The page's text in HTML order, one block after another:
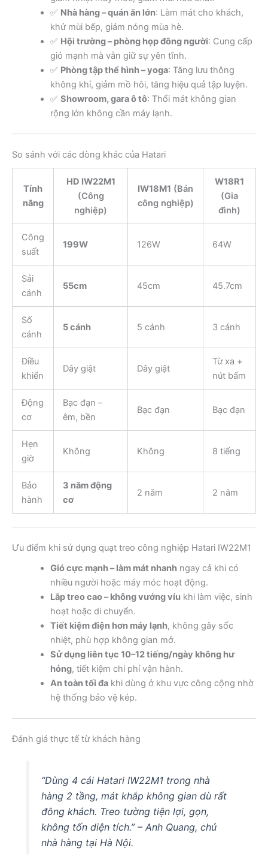
✅ Nhà hàng – quán ăn lớn: Làm mát cho khách,
khử mùi bếp, giảm nóng mùa hè.
✅ Hội trường – phòng họp đông người: Cung cấp
gió mạnh mà vẫn giữ sự yên tĩnh.
✅ Phòng tập thể hình – yoga: Tăng lưu thông
không khí, giảm mồ hôi, tăng hiệu quả tập luyện.
✅ Showroom, gara ô tô: Thổi mát không gian
rộng lớn không cần máy lạnh.
So sánh với các dòng khác của Hatari
Tính
năng
HD IW22M1
(Công
nghiệp)
IW18M1 (Bán
công nghiệp)
W18R1
(Gia
đình)
Công
suất
199W 126W 64W
Sải
cánh
55cm 45cm 45.7cm
Số
cánh
5 cánh 5 cánh 3 cánh
Điều
khiển
Dây giật Dây giật
Từ xa +
nút bấm
Động
cơ
Bạc đạn –
êm, bền
Bạc đạn Bạc đạn
Hẹn
giờ
Không Không 8 tiếng
Bảo
hành
3 năm động
cơ
2 năm 2 năm
Ưu điểm khi sử dụng quạt treo công nghiệp Hatari IW22M1
Gió cực mạnh – làm mát nhanhngay cả khi có
nhiều người hoặc máy móc hoạt động.
Lắp treo cao – không vướng víu khi làm việc, sinh
hoạt hoặc di chuyển.
Tiết kiệm điện hơn máy lạnh, không gây sốc
nhiệt, phù hợp không gian mở.
Sử dụng liên tục 10–12 tiếng/ngày không hư
hỏng, tiết kiệm chi phí vận hành.
An toàn tối đakhi dùng ở khu vực công cộng nhờ
hệ thống bảo vệ kép.
Đánh giá thực tế từ khách hàng
“Dùng 4 cái Hatari IW22M1 trong nhà
hàng 2 tầng, mát khắp không gian dù rất
đông khách. Treo tường tiện lợi, gọn,
không tốn diện tích.” – Anh Quang, chủ
nhà hàng tại Hà Nội.